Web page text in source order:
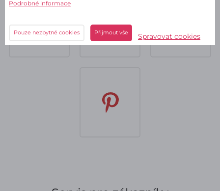
Podrobné informace
Pouze nezbytné cookies Přijmout vše Spravovat cookies